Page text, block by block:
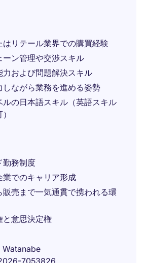
はリテール業界での購買経験
ーン管理や交渉スキル
力および問題解決スキル
しながら業務を進める姿勢
ルの日本語スキル（英語スキル
勤務制度
業でのキャリア形成
販売まで一気通貫で携われる環
と意思決定権
Watanabe
7053826